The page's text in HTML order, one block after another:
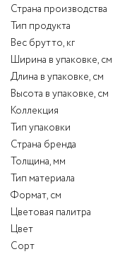
Страна производства
Тип продукта
Вес брутто, кг
Ширина в упаковке, см
Длина в упаковке, см
Высота в упаковке, см
Коллекция
Тип упаковки
Страна бренда
Толщина, мм
Тип материала
Формат, см
Цветовая палитра
Цвет
Сорт